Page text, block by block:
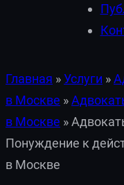
Главная »Услуги »
в Москве »
в Москве »
Понуждение к
в Москве